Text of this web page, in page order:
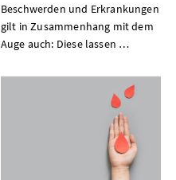
Beschwerden und Erkrankungen
gilt in Zusammenhang mit dem
Auge auch: Diese lassen …